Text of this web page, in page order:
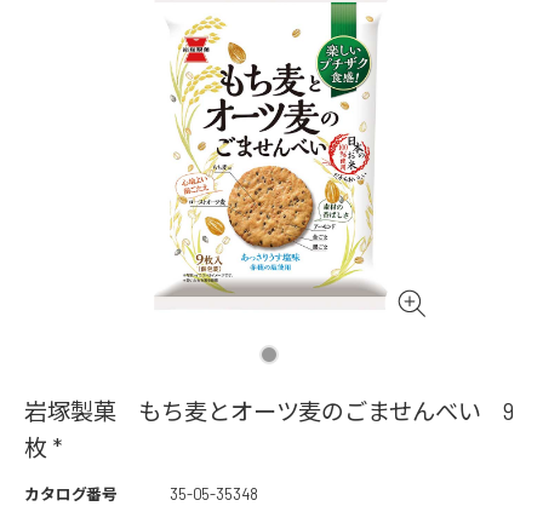
岩塚製菓 もち麦とオーツ麦のごませんべい 9
枚 *
カタログ番号
35-05-35348